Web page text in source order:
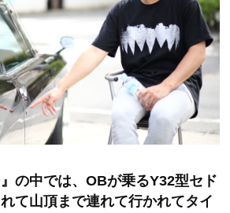
の中では、OBが乗るY32型セド
て山頂まで連れて行かれてタイ